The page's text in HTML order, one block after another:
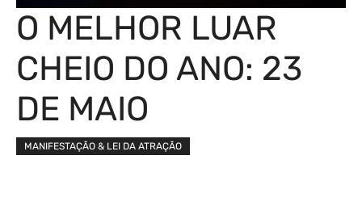
O MELHOR LUAR
CHEIO DO ANO: 23
DE MAIO
MANIFESTAÇÃO & LEI DA ATRAÇÃO